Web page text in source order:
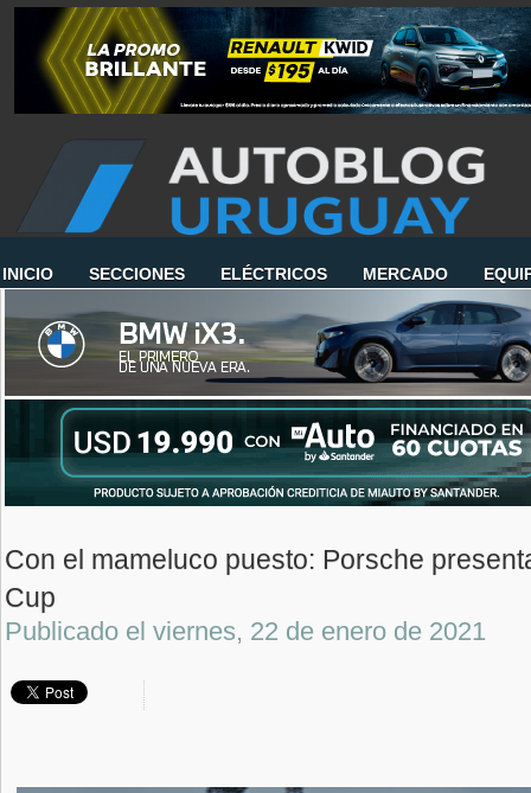
INICIO SECCIONES ELÉCTRICOS MERCADO
Con el mameluco puesto: Porsche
Cup
Publicado el viernes, 22 de enero de 2021